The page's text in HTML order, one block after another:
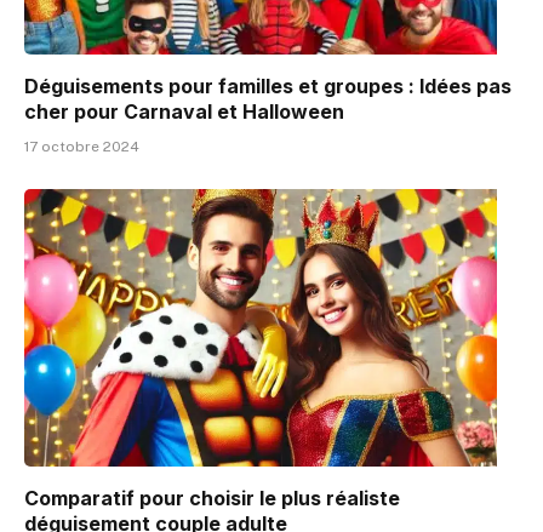
Déguisements pour familles et groupes : Idées pas
cher pour Carnaval et Halloween
17 octobre 2024
Comparatif pour choisir le plus réaliste
déguisement couple adulte